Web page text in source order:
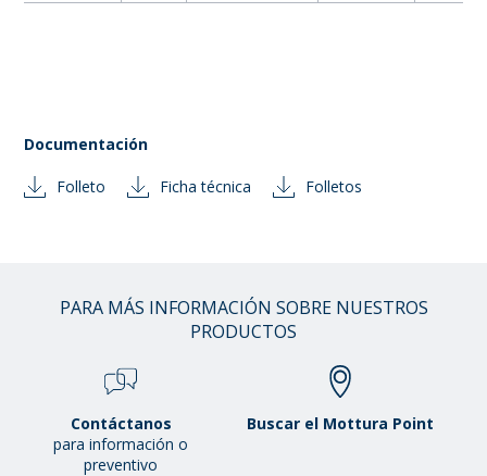
Documentación
Folleto Ficha técnica Folletos
PARA MÁS INFORMACIÓN SOBRE NUESTROS
PRODUCTOS
Contáctanos
para información o
preventivo
Buscar el Mottura Point